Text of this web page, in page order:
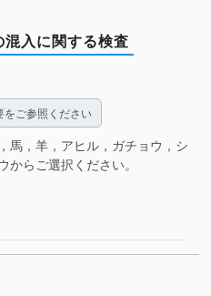
入に関する検査
をご参照ください
馬，羊，アヒル，ガチョウ，シ
からご選択ください。